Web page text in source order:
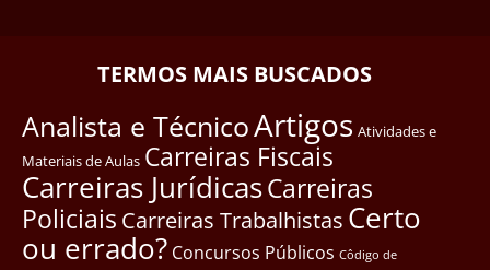
TERMOS MAIS BUSCADOS
Analista e TécnicoArtigos Atividades e
Materiais de Aulas Carreiras Fiscais
Carreiras JurídicasCarreiras
Policiais Carreiras Trabalhistas Certo
ou errado? Concursos Públicos Côdigo de